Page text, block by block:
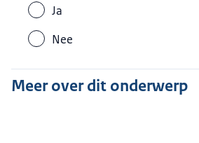
Ja
Nee
Meer over dit onderwerp